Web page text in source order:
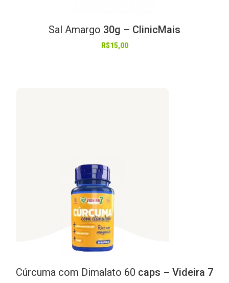
Sal Amargo 30g – ClinicMais
R$15,00
Cúrcuma com Dimalato 60 caps – Videira 7